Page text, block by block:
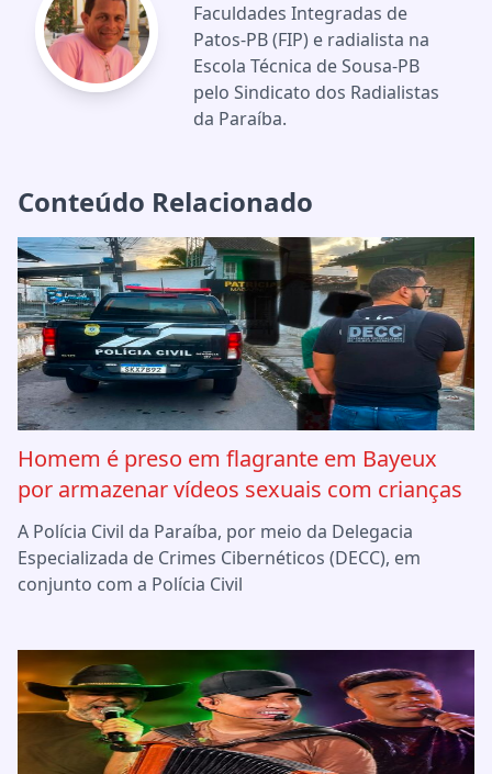
Faculdades Integradas de
Patos-PB (FIP) e radialista na
Escola Técnica de Sousa-PB
pelo Sindicato dos Radialistas
da Paraíba.
Conteúdo Relacionado
Homem é preso em flagrante em Bayeux
por armazenar vídeos sexuais com crianças
A Polícia Civil da Paraíba, por meio da Delegacia
Especializada de Crimes Cibernéticos (DECC), em
conjunto com a Polícia Civil